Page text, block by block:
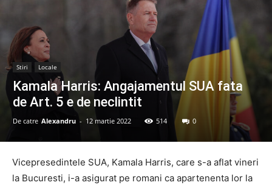
Stiri Locale
Kamala Harris: Angajamentul SUA fata
de Art. 5 e de neclintit
De catre Alexandru - 12 martie 2022 514 0
Vicepresedintele SUA, Kamala Harris, care s-a aflat vineri
la Bucuresti, i-a asigurat pe romani ca apartenenta lor la